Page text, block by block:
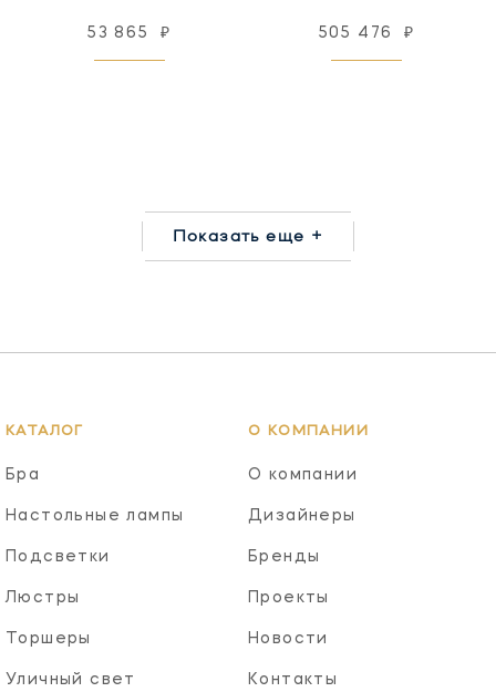
53 865 ₽ 505 476 ₽
Показать еще +
КАТАЛОГ
Бра
Настольные лампы
Подсветки
Люстры
Торшеры
Уличный свет
О КОМПАНИИ
О компании
Дизайнеры
Бренды
Проекты
Новости
Контакты